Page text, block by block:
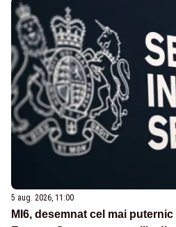
5 aug. 2026, 11:00
MI6, desemnat cel mai